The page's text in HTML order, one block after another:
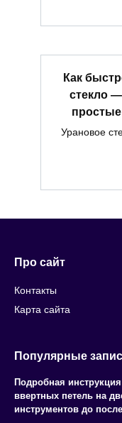
Как
стекло
Урановое
Про сайт
Контакты
Карта сайта
Популярные
Подробная
ввертных петель на
инструментов до